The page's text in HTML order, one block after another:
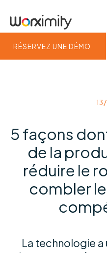
RÉSERVEZ UNE DÉMO
5 façons
de la
réduire le
combler
La technologie